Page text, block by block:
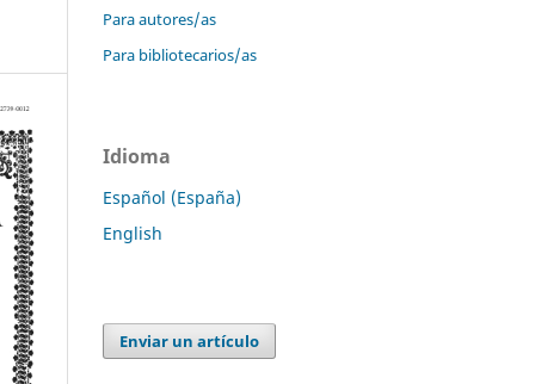
Para autores/as
Para bibliotecarios/as
Idioma
Español (España)
English
Enviar un artículo